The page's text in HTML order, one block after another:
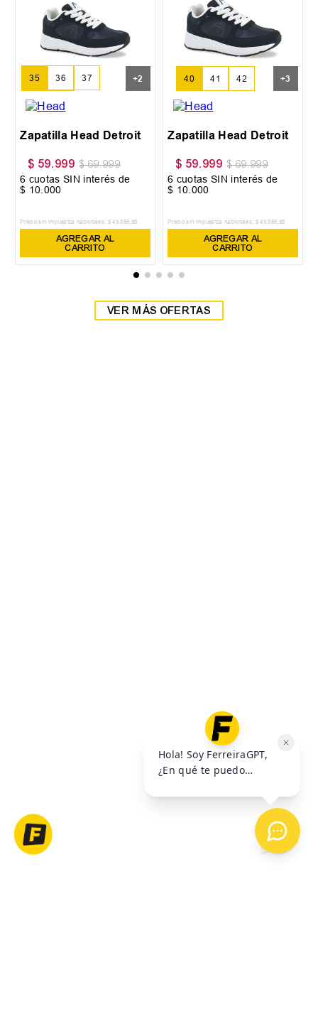
35 36 37
38 39
+2
Zapatilla Head Detroit
$ 59.999 $ 69.999
6 cuotas SIN interés de
$ 10 000
Precio sin impuestos nacionales: $ 49.585,95
AGREGAR AL
CARRITO
40 41 42 +3
Zapatilla Head Detroit
$ 59.999 $ 69.999
6 cuotas SIN interés de
$ 10 000
Precio sin impuestos nacionales: $ 49.585,95
AGREGAR AL
CARRITO
VER MÁS OFERTAS